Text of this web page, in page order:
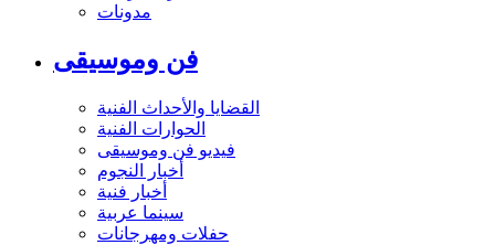
مدونات
فن وموسيقى
القضايا والأحداث الفنية
الحوارات الفنية
فيديو فن وموسيقى
أخبار النجوم
أخبار فنية
سينما عربية
حفلات ومهرجانات